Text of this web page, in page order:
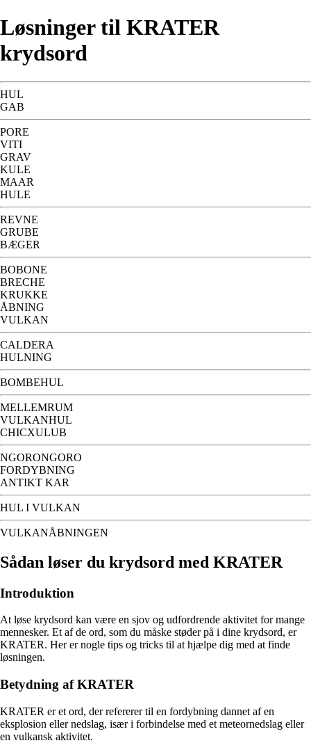
Løsninger til KRATER
krydsord
HUL
GAB
PORE
VITI
GRAV
KULE
MAAR
HULE
REVNE
GRUBE
BÆGER
BOBONE
BRECHE
KRUKKE
ÅBNING
VULKAN
CALDERA
HULNING
BOMBEHUL
MELLEMRUM
VULKANHUL
CHICXULUB
NGORONGORO
FORDYBNING
ANTIKT KAR
HUL I VULKAN
VULKANÅBNINGEN
Sådan løser du krydsord med KRATER
Introduktion
At løse krydsord kan være en sjov og udfordrende aktivitet for mange
mennesker. Et af de ord, som du måske støder på i dine krydsord, er
KRATER. Her er nogle tips og tricks til at hjælpe dig med at finde
løsningen.
Betydning af KRATER
KRATER er et ord, der refererer til en fordybning dannet af en
eksplosion eller nedslag, især i forbindelse med et meteornedslag eller
en vulkansk aktivitet.